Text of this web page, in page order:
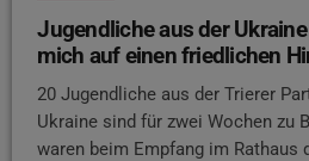
Jugendliche aus der
mich auf einen friedlichen
20 Jugendliche aus der Trierer
Ukraine sind für zwei Wochen zu
waren beim Empfang im Rathaus